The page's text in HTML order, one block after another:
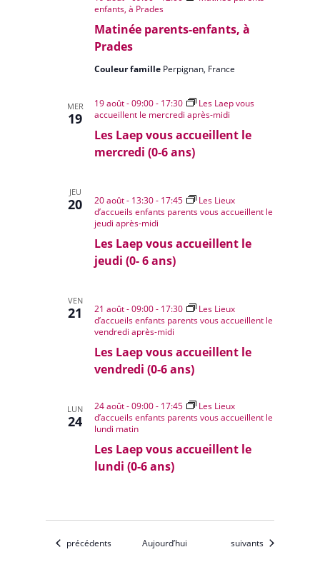
Matinée parents-enfants, à
Prades
enfants, à Prades
Couleur famille Perpignan, France
MER
19
Les Laep vous accueillent le
mercredi (0-6 ans)
19 août - 09:00- 17:30
Les Laep vous
accueillent le mercredi après-midi
JEU
20
Les Laep vous accueillent le
jeudi (0- 6 ans)
20 août - 13:30- 17:45
Les Lieux
d’accueils enfants parents vous accueillent le
jeudi après-midi
VEN
21
Les Laep vous accueillent le
vendredi (0-6 ans)
21 août - 09:00- 17:30
Les Lieux
d’accueils enfants parents vous accueillent le
vendredi après-midi
LUN
24
Les Laep vous accueillent le
lundi (0-6 ans)
24 août - 09:00- 17:45
Les Lieux
d’accueils enfants parents vous accueillent le
lundi matin
Évènements
précédents Aujourd’hui Évènements
suivants